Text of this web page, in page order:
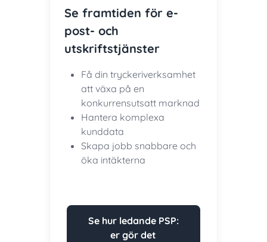
Se framtiden för e-
post- och
utskriftstjänster
Få din tryckeriverksamhet
att växa på en
konkurrensutsatt marknad
Hantera komplexa
kunddata
Skapa jobb snabbare och
öka intäkterna
Se hur ledande PSP:
er gör det